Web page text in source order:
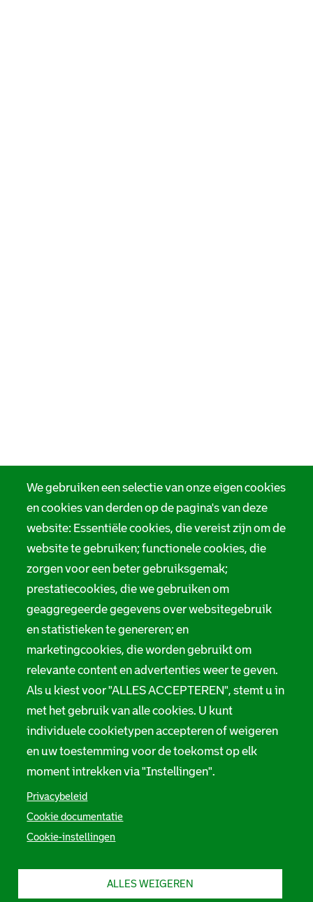
We gebruiken een selectie van onze eigen cookies
en cookies van derden op de pagina's van deze
website: Essentiële cookies, die vereist zijn om de
website te gebruiken; functionele cookies, die
zorgen voor een beter gebruiksgemak;
prestatiecookies, die we gebruiken om
geaggregeerde gegevens over websitegebruik
en statistieken te genereren; en
marketingcookies, die worden gebruikt om
relevante content en advertenties weer te geven.
Als u kiest voor "ALLES ACCEPTEREN", stemt u in
met het gebruik van alle cookies. U kunt
individuele cookietypen accepteren of weigeren
en uw toestemming voor de toekomst op elk
moment intrekken via "Instellingen".
Privacybeleid
Cookie documentatie
Cookie-instellingen
ALLES WEIGEREN